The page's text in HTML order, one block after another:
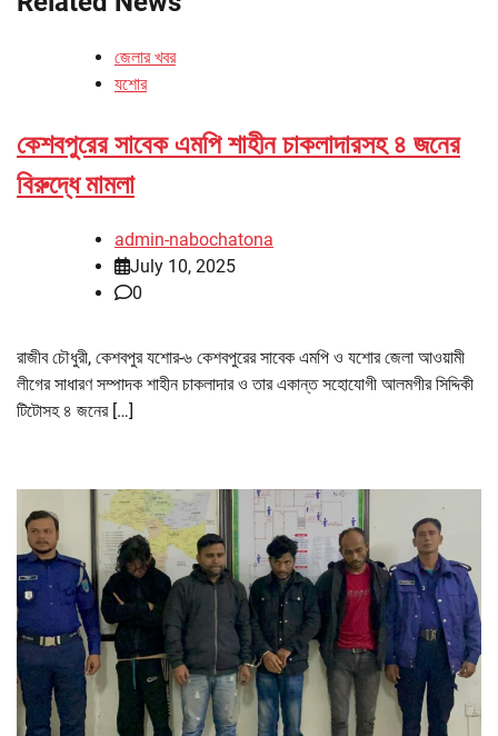
জেলার খবর
যশোর
কেশবপুরের সাবেক এমপি শাহীন চাকলাদারসহ ৪ জনের
বিরুদ্ধে মামলা
admin-nabochatona
July 10, 2025
0
রাজীব চৌধুরী, কেশবপুর যশোর-৬ কেশবপুরের সাবেক এমপি ও যশোর জেলা আওয়ামী
লীগের সাধারণ সম্পাদক শাহীন চাকলাদার ও তার একান্ত সহোযোগী আলমগীর সিদ্দিকী
টিটোসহ ৪ জনের […]